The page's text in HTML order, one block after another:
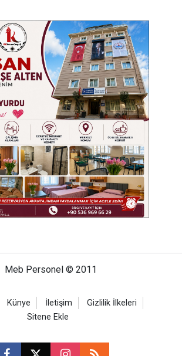
Meb Personel © 2011
Künye İletişim
Gizlilik İlkeleri
Sitene Ekle